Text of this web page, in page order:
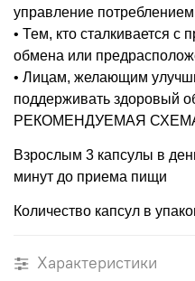
управление
• Тем, кто сталкивается с
обмена или
• Лицам, желающим
поддерживать здоровый
РЕКОМЕНДУЕМАЯ
Взрослым 3 капсулы в
минут до приема пищи
Количество капсул в
Характеристики